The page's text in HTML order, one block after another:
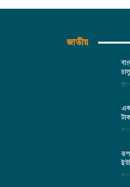
জাতীয়
চালু
জুন
এক
মে
মে